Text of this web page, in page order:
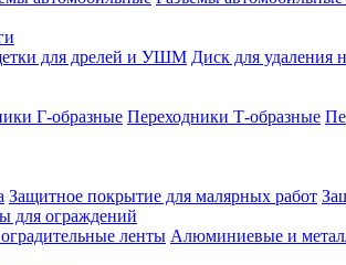
для дрелей и УШМ Диск для удаления
Г-образные Переходники Т-образные
Защитное покрытие для малярных работ
для ограждений
ленты Алюминиевые и